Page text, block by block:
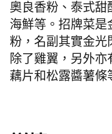
奧良香粉、泰式甜
海鮮等。招牌菜是
粉，名副其實金光
除了雞翼，另外亦
藕片和松露醬薯條